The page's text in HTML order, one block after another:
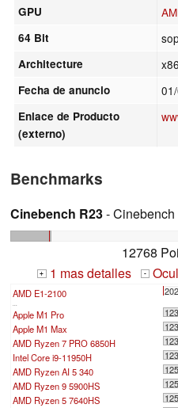
GPU
64 Bit
Architecture x86
Fecha de anuncio
Enlace de Producto
(externo)
Benchmarks
Cinebench R23-
12768
+ 1 mas detalles -
AMD E1-2100
Apple M1 Pro
Apple M1 Max
AMD Ryzen 7 PRO 6850H
Intel Core i9-11950H
AMD Ryzen AI 5 340
AMD Ryzen 9 5900HS
AMD Ryzen 5 7640HS